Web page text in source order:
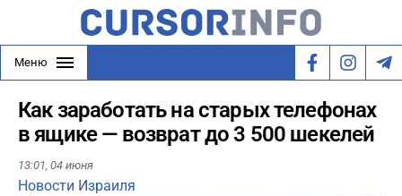
Меню
Как заработать на старых телефонах
в ящике — возврат до 3 500 шекелей
13:01, 04 июня
Новости Израиля